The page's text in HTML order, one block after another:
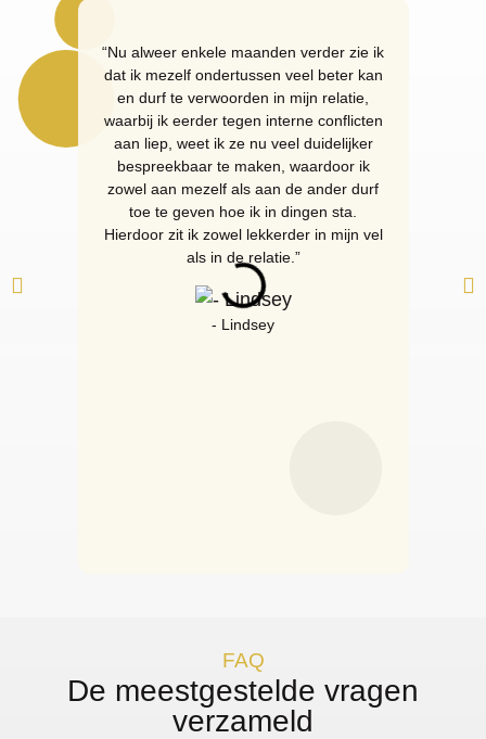
“Nu alweer enkele maanden verder zie ik
dat ik mezelf ondertussen veel beter kan
en durf te verwoorden in mijn relatie,
waarbij ik eerder tegen interne conflicten
aan liep, weet ik ze nu veel duidelijker
bespreekbaar te maken, waardoor ik
zowel aan mezelf als aan de ander durf
toe te geven hoe ik in dingen sta.
Hierdoor zit ik zowel lekkerder in mijn vel
als in de relatie.”
- Lindsey
FAQ
De meestgestelde vragen
verzameld